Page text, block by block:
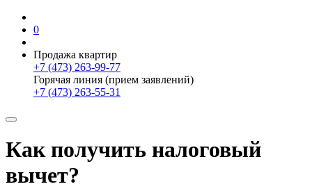
0
Продажа квартир
+7 (473) 263-99-77
Горячая линия (прием заявлений)
+7 (473) 263-55-31
Как получить налоговый
вычет?